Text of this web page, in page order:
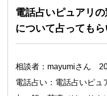
電話占いピュアリ
について占っても
相談者：mayumiさん
電話占い：電話占いピュ